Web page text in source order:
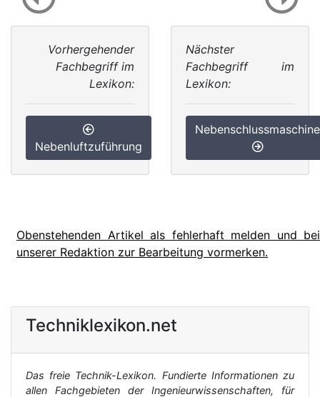
Vorhergehender
Fachbegriff im
Lexikon:
Nebenluftzuführung
Nächster
Fachbegriff im
Lexikon:
Nebenschlussmaschine
Obenstehenden Artikel als fehlerhaft melden und bei
unserer Redaktion zur Bearbeitung vormerken.
Techniklexikon.net
Das freie Technik-Lexikon. Fundierte Informationen zu
allen Fachgebieten der Ingenieurwissenschaften, für